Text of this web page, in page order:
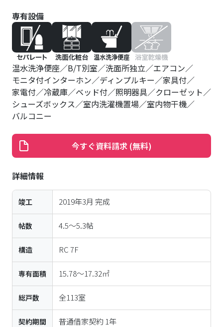
専有設備
温水洗浄便座 B/T別室 洗面所独立
エアコン
モニタ付インターホン
ディンプルキー
家具付
家電付
冷蔵庫 ベッド付 照明器具
クローゼット
シューズボックス
室内洗濯機置場
室内物干機
バルコニー
今すぐ資料請求 (無料)
詳細情報
竣工 2019年3月 完成
帖数 4.5〜5.3帖
構造 RC7F
専有面積 15.78〜17.32㎡
総戸数 全113室
契約期間 普通借家契約 1年